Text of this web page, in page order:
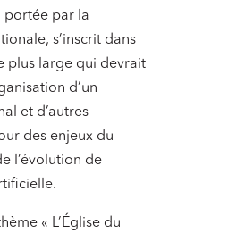
portée par la
s’inscrit dans
plus large qui devrait
d’un
et d’autres
des enjeux du
l’évolution de
« L’Église du